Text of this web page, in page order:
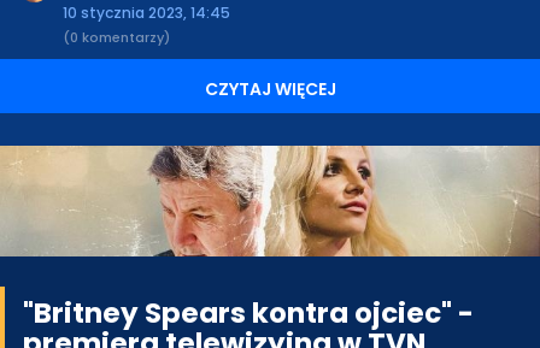
10 stycznia 2023, 14:45
(0 komentarzy)
CZYTAJ WIĘCEJ
"Britney Spears kontra ojciec" -